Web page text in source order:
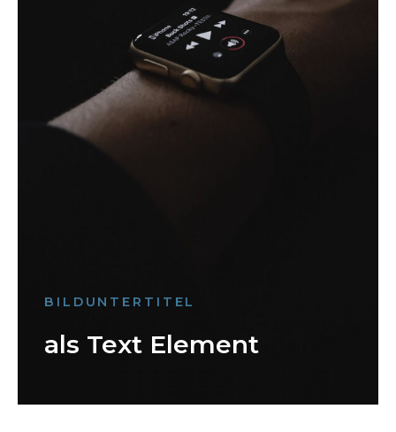
BILDUNTERTITEL
als Text Element